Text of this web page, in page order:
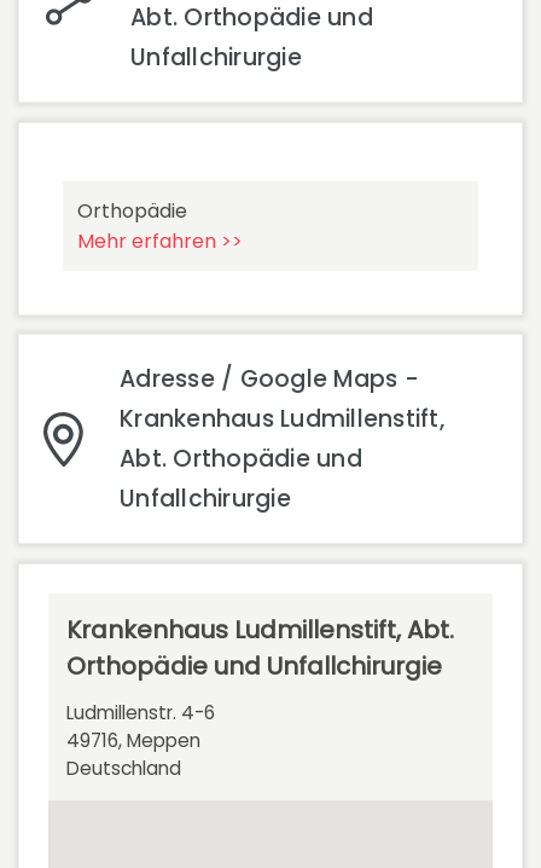
Abt. Orthopädie und
Unfallchirurgie
Orthopädie
Mehr erfahren >>
Adresse / Google Maps -
Krankenhaus Ludmillenstift,
Abt. Orthopädie und
Unfallchirurgie
Krankenhaus Ludmillenstift, Abt.
Orthopädie und Unfallchirurgie
Ludmillenstr. 4-6
49716, Meppen
Deutschland